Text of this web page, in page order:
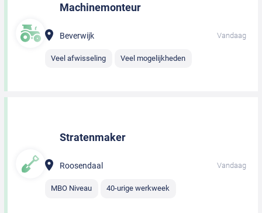
Machinemonteur
Beverwijk Vandaag
Veel afwisseling Veel mogelijkheden
Stratenmaker
Roosendaal Vandaag
MBO Niveau 40-urige werkweek